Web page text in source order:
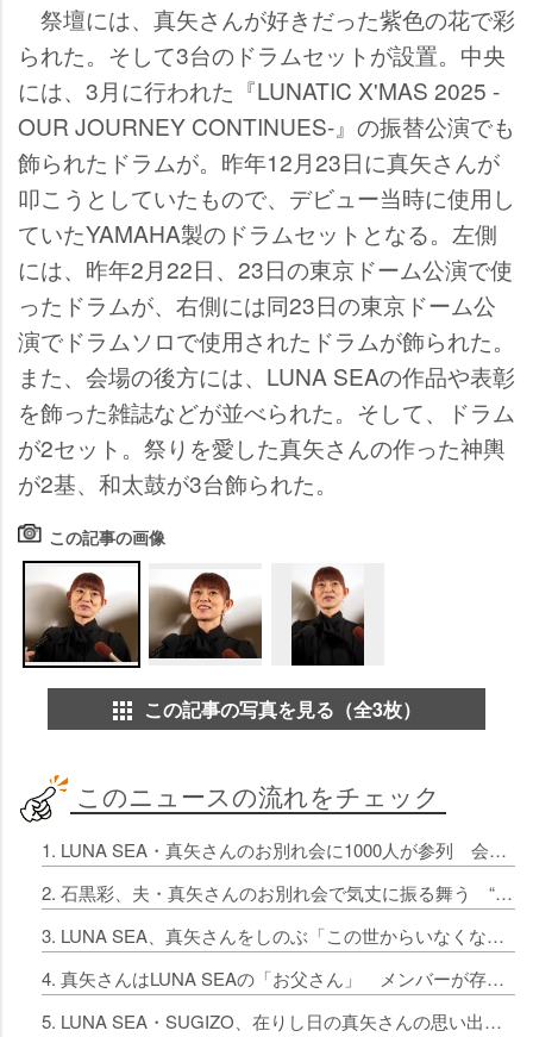
祭壇には、真矢さんが好きだった紫色の花で彩
られた。そして3台のドラムセットが設置。中央
には、3月に行われた『LUNATIC X'MAS 2025 -
OUR JOURNEY CONTINUES-』の振替公演でも
飾られたドラムが。昨年12月23日に真矢さんが
叩こうとしていたもので、デビュー当時に使用し
ていたYAMAHA製のドラムセットとなる。左側
には、昨年2月22日、23日の東京ドーム公演で使
ったドラムが、右側には同23日の東京ドーム公
演でドラムソロで使用されたドラムが飾られた。
また、会場の後方には、LUNA SEAの作品や表彰
を飾った雑誌などが並べられた。そして、ドラム
が2セット。祭りを愛した真矢さんの作った神輿
が2基、和太鼓が3台飾られた。
この記事の画像
この記事の写真を見る（全3枚）
このニュースの流れをチェック
1. LUNA SEA・真矢さんのお別れ会に1000人が参列 会場には3台のドラムセット
2. 石黒彩、夫・真矢さんのお別れ会で気丈に振る舞う “芯が強くて家族を守る姿”に尊敬
3. LUNA SEA、真矢さんをしのぶ「この世からいなくなってもすごい存在感」 “一緒に”全国ツアーへ
4. 真矢さんはLUNA SEAの「お父さん」 メンバーが存在の大きさを語る
5. LUNA SEA・SUGIZO、在りし日の真矢さんの思い出「街で1番の不良が、街で1番の太鼓叩きでした」